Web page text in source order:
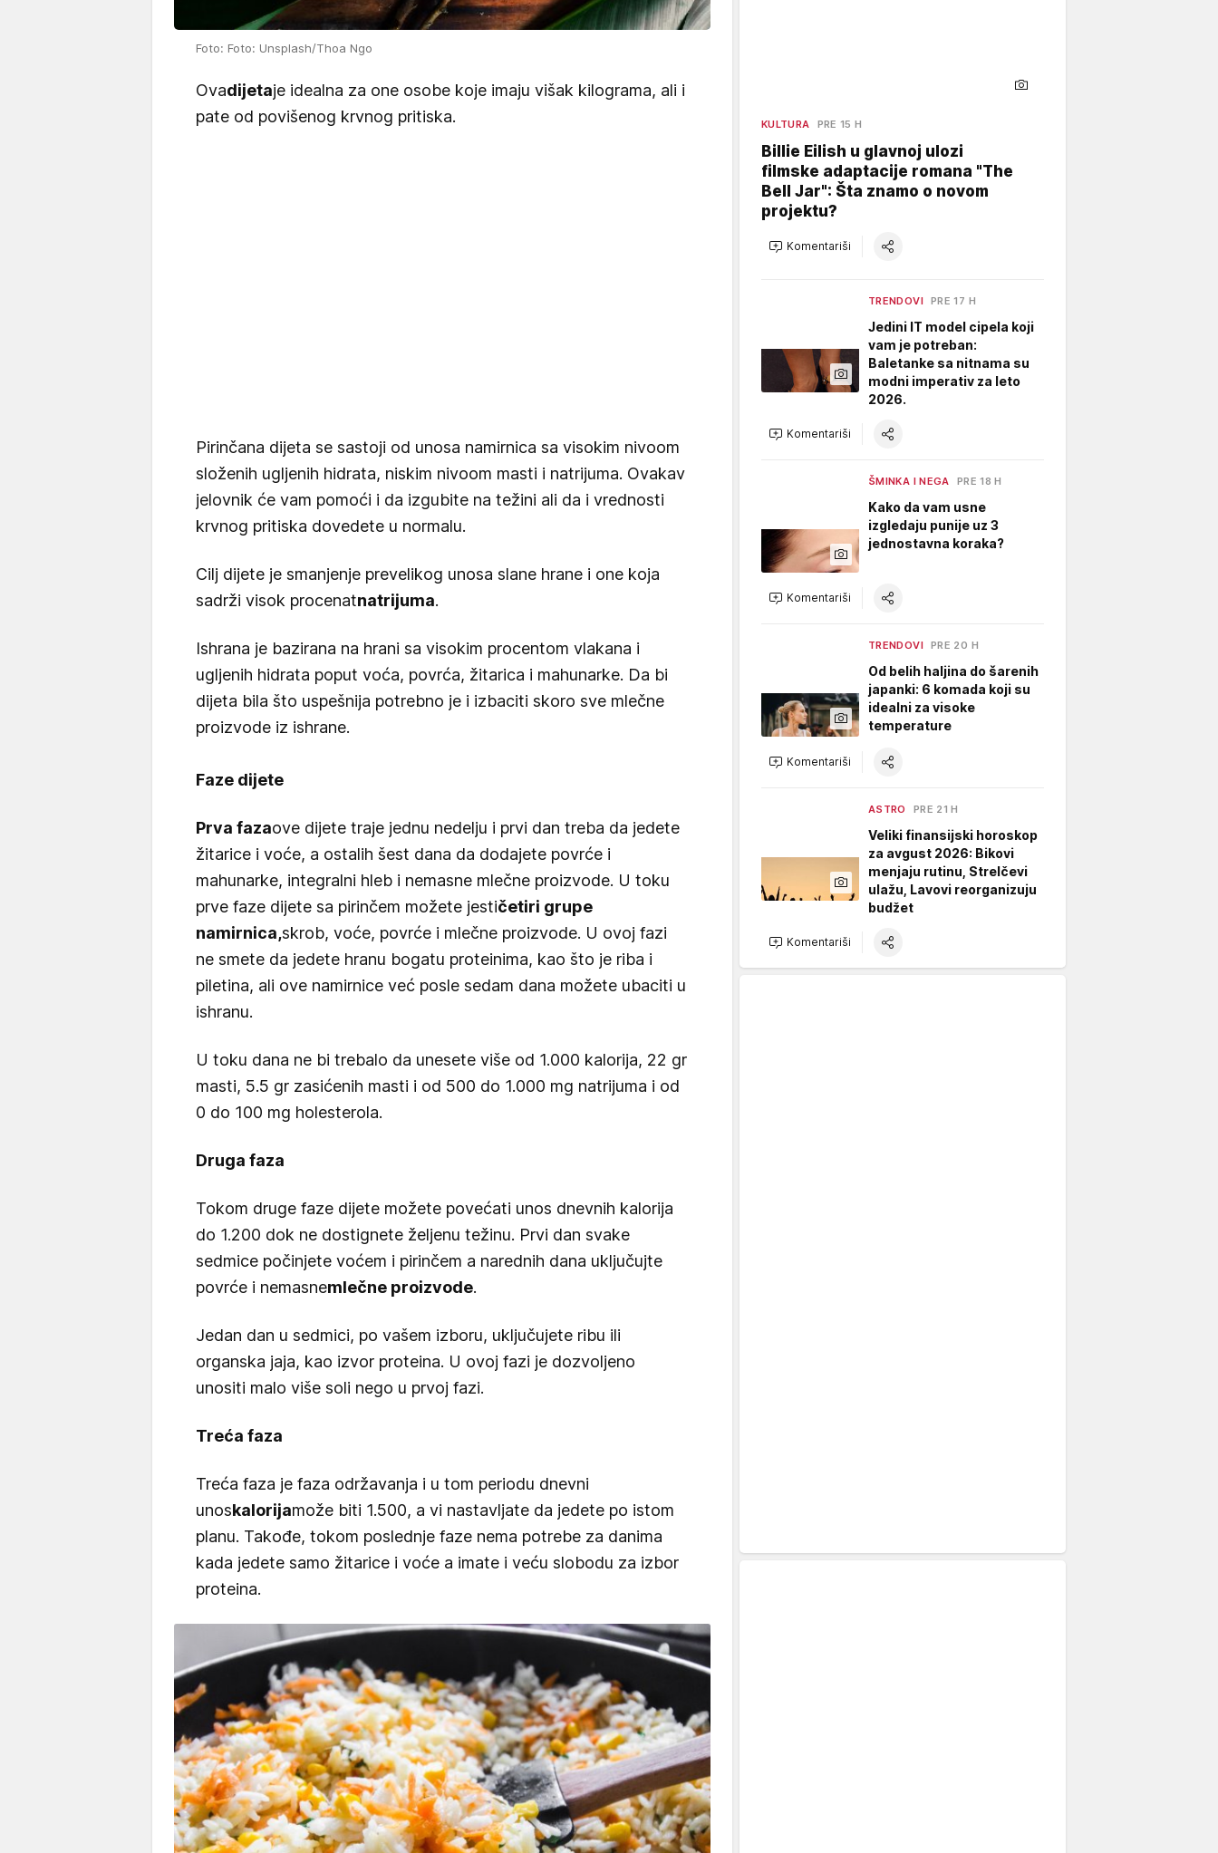
Foto: Foto: Unsplash/Thoa Ngo
Ovadijetaje idealna za one osobe koje imaju višak kilograma, ali i
pate od povišenog krvnog pritiska.
Pirinčana dijeta se sastoji od unosa namirnica sa visokim nivoom
složenih ugljenih hidrata, niskim nivoom masti i natrijuma. Ovakav
jelovnik će vam pomoći i da izgubite na težini ali da i vrednosti
krvnog pritiska dovedete u normalu.
Cilj dijete je smanjenje prevelikog unosa slane hrane i one koja
sadrži visok procenatnatrijuma.
Ishrana je bazirana na hrani sa visokim procentom vlakana i
ugljenih hidrata poput voća, povrća, žitarica i mahunarke. Da bi
dijeta bila što uspešnija potrebno je i izbaciti skoro sve mlečne
proizvode iz ishrane.
Faze dijete
Prva fazaove dijete traje jednu nedelju i prvi dan treba da jedete
žitarice i voće, a ostalih šest dana da dodajete povrće i
mahunarke, integralni hleb i nemasne mlečne proizvode. U toku
prve faze dijete sa pirinčem možete jestičetiri grupe
namirnica,skrob, voće, povrće i mlečne proizvode. U ovoj fazi
ne smete da jedete hranu bogatu proteinima, kao što je riba i
piletina, ali ove namirnice već posle sedam dana možete ubaciti u
ishranu.
U toku dana ne bi trebalo da unesete više od 1.000 kalorija, 22 gr
masti, 5.5 gr zasićenih masti i od 500 do 1.000 mg natrijuma i od
0 do 100 mg holesterola.
Druga faza
Tokom druge faze dijete možete povećati unos dnevnih kalorija
do 1.200 dok ne dostignete željenu težinu. Prvi dan svake
sedmice počinjete voćem i pirinčem a narednih dana uključujte
povrće i nemasnemlečne proizvode.
Jedan dan u sedmici, po vašem izboru, uključujete ribu ili
organska jaja, kao izvor proteina. U ovoj fazi je dozvoljeno
unositi malo više soli nego u prvoj fazi.
Treća faza
Treća faza je faza održavanja i u tom periodu dnevni
unoskalorijamože biti 1.500, a vi nastavljate da jedete po istom
planu. Takođe, tokom poslednje faze nema potrebe za danima
kada jedete samo žitarice i voće a imate i veću slobodu za izbor
proteina.
KULTURA PRE 15 H
Billie Eilish u glavnoj ulozi
filmske adaptacije romana "The
Bell Jar": Šta znamo o novom
projektu?
Komentariši
TRENDOVI PRE 17 H
Jedini IT model cipela koji
vam je potreban:
Baletanke sa nitnama su
modni imperativ za leto
2026.
Komentariši
ŠMINKA I NEGA PRE 18 H
Kako da vam usne
izgledaju punije uz 3
jednostavna koraka?
Komentariši
TRENDOVI PRE 20 H
Od belih haljina do šarenih
japanki: 6 komada koji su
idealni za visoke
temperature
Komentariši
ASTRO PRE 21 H
Veliki finansijski horoskop
za avgust 2026: Bikovi
menjaju rutinu, Strelčevi
ulažu, Lavovi reorganizuju
budžet
Komentariši